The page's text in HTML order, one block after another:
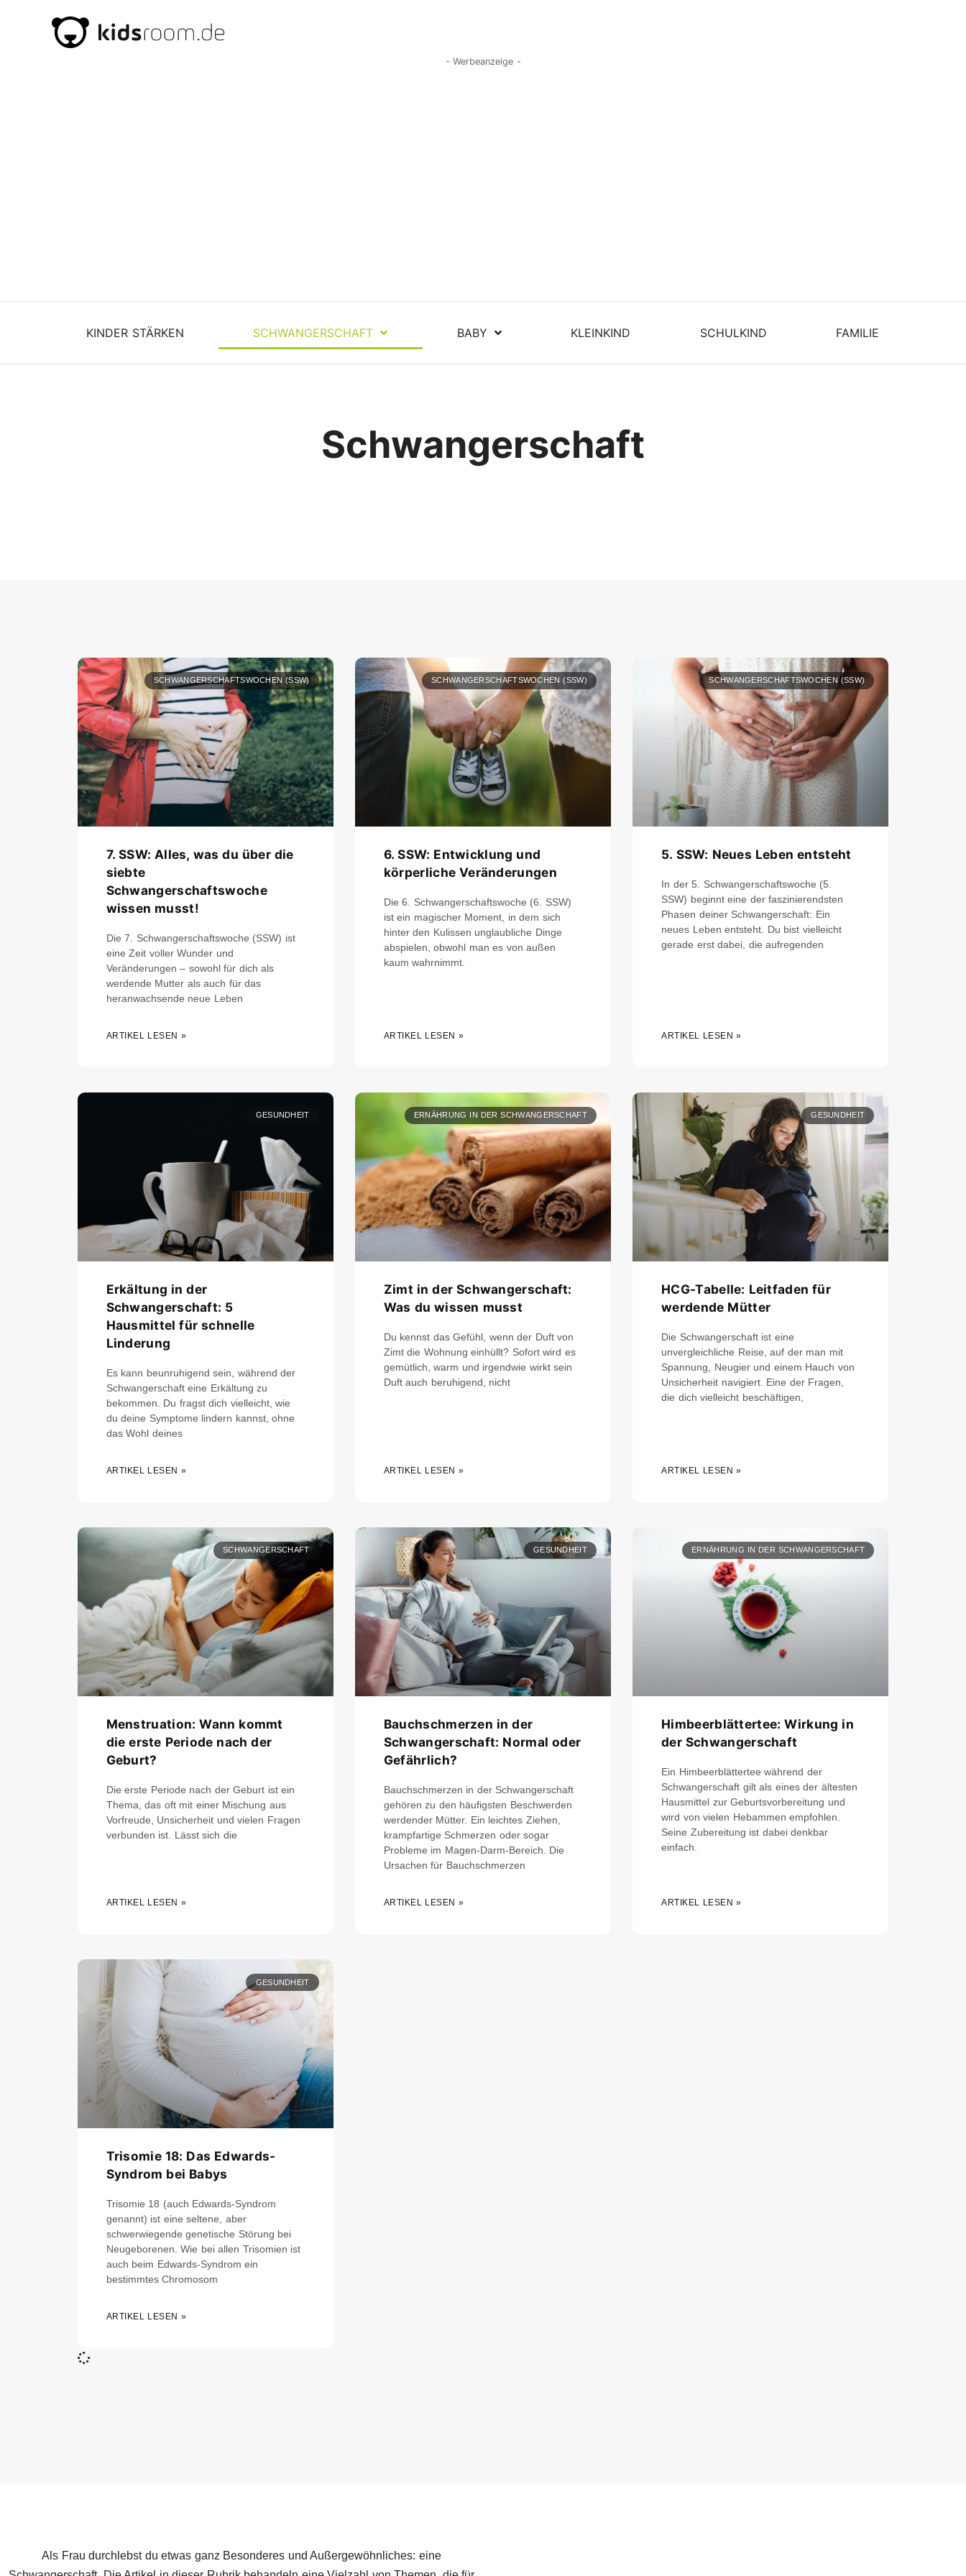
KINDER STÄRKEN SCHWANGERSCHAFT BABY KLEINKIND SCHULKIND FAMILIE
Schwangerschaft
SCHWANGERSCHAFTSWOCHEN (SSW)
7. SSW: Alles, was du über die
siebte
Schwangerschaftswoche
wissen musst!
Die 7. Schwangerschaftswoche (SSW) ist
eine Zeit voller Wunder und
Veränderungen – sowohl für dich als
werdende Mutter als auch für das
heranwachsende neue Leben
ARTIKEL LESEN »
SCHWANGERSCHAFTSWOCHEN (SSW)
6. SSW: Entwicklung und
körperliche Veränderungen
Die 6. Schwangerschaftswoche (6. SSW)
ist ein magischer Moment, in dem sich
hinter den Kulissen unglaubliche Dinge
abspielen, obwohl man es von außen
kaum wahrnimmt.
ARTIKEL LESEN »
SCHWANGERSCHAFTSWOCHEN (SSW)
5. SSW: Neues Leben entsteht
In der 5. Schwangerschaftswoche (5.
SSW) beginnt eine der faszinierendsten
Phasen deiner Schwangerschaft: Ein
neues Leben entsteht. Du bist vielleicht
gerade erst dabei, die aufregenden
ARTIKEL LESEN »
GESUNDHEIT
Erkältung in der
Schwangerschaft: 5
Hausmittel für schnelle
Linderung
Es kann beunruhigend sein, während der
Schwangerschaft eine Erkältung zu
bekommen. Du fragst dich vielleicht, wie
du deine Symptome lindern kannst, ohne
das Wohl deines
ARTIKEL LESEN »
ERNÄHRUNG IN DER SCHWANGERSCHAFT
Zimt in der Schwangerschaft:
Was du wissen musst
Du kennst das Gefühl, wenn der Duft von
Zimt die Wohnung einhüllt? Sofort wird es
gemütlich, warm und irgendwie wirkt sein
Duft auch beruhigend, nicht
ARTIKEL LESEN »
GESUNDHEIT
HCG-Tabelle: Leitfaden für
werdende Mütter
Die Schwangerschaft ist eine
unvergleichliche Reise, auf der man mit
Spannung, Neugier und einem Hauch von
Unsicherheit navigiert. Eine der Fragen,
die dich vielleicht beschäftigen,
ARTIKEL LESEN »
SCHWANGERSCHAFT
Menstruation: Wann kommt
die erste Periode nach der
Geburt?
Die erste Periode nach der Geburt ist ein
Thema, das oft mit einer Mischung aus
Vorfreude, Unsicherheit und vielen Fragen
verbunden ist. Lässt sich die
ARTIKEL LESEN »
GESUNDHEIT
Bauchschmerzen in der
Schwangerschaft: Normal oder
Gefährlich?
Bauchschmerzen in der Schwangerschaft
gehören zu den häufigsten Beschwerden
werdender Mütter. Ein leichtes Ziehen,
krampfartige Schmerzen oder sogar
Probleme im Magen-Darm-Bereich. Die
Ursachen für Bauchschmerzen
ARTIKEL LESEN »
ERNÄHRUNG IN DER SCHWANGERSCHAFT
Himbeerblättertee: Wirkung in
der Schwangerschaft
Ein Himbeerblättertee während der
Schwangerschaft gilt als eines der ältesten
Hausmittel zur Geburtsvorbereitung und
wird von vielen Hebammen empfohlen.
Seine Zubereitung ist dabei denkbar
einfach.
ARTIKEL LESEN »
GESUNDHEIT
Trisomie 18: Das Edwards-
Syndrom bei Babys
Trisomie 18 (auch Edwards-Syndrom
genannt) ist eine seltene, aber
schwerwiegende genetische Störung bei
Neugeborenen. Wie bei allen Trisomien ist
auch beim Edwards-Syndrom ein
bestimmtes Chromosom
ARTIKEL LESEN »
Als Frau durchlebst du etwas ganz Besonderes und Außergewöhnliches: eine